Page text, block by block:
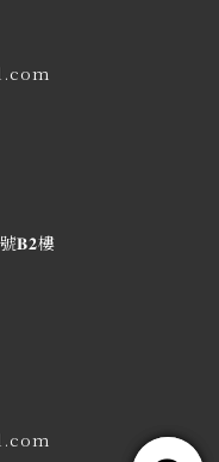
𝐁𝟐樓